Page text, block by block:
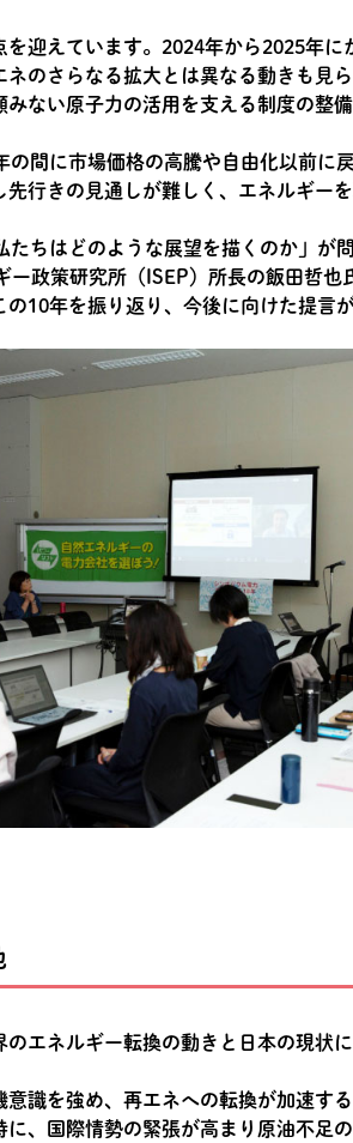
迎えています。2024年から2025年
のさらなる拡大とは異なる動きも見
ない原子力の活用を支える制度の整備
間に市場価格の高騰や自由化以前に
行きの見通しが難しく、エネルギー
ちはどのような展望を描くのか」が
ー政策研究所（ISEP）所長の飯田哲
10年を振り返り、今後に向けた提言
エネルギー転換の動きと日本の現状
識を強め、再エネへの転換が加速す
、国際情勢の緊張が高まり原油不足